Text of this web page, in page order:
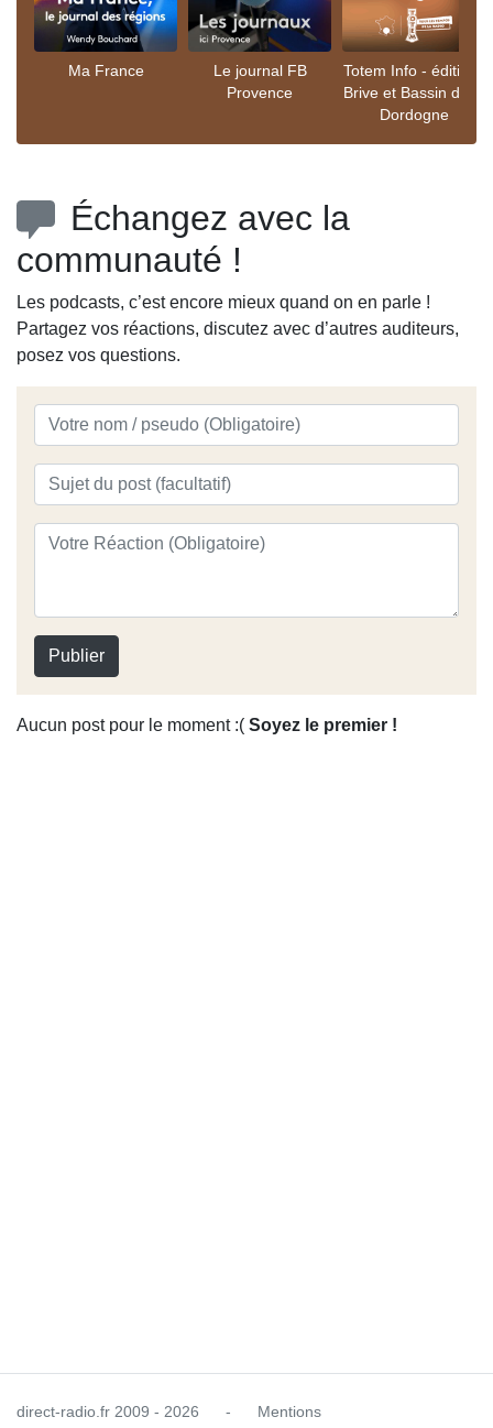
Ma France
Le journal FB
Provence
Totem Info - éditions
Brive et Bassin de la
Dordogne
Échangez avec la
communauté !
Les podcasts, c’est encore mieux quand on en parle !
Partagez vos réactions, discutez avec d’autres auditeurs,
posez vos questions.
Publier
Aucun post pour le moment :( Soyez le premier !
direct-radio.fr 2009 - 2026 - Mentions